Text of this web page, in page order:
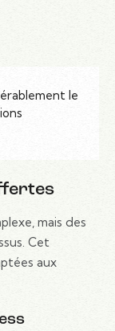
le
mais des
Cet
aux